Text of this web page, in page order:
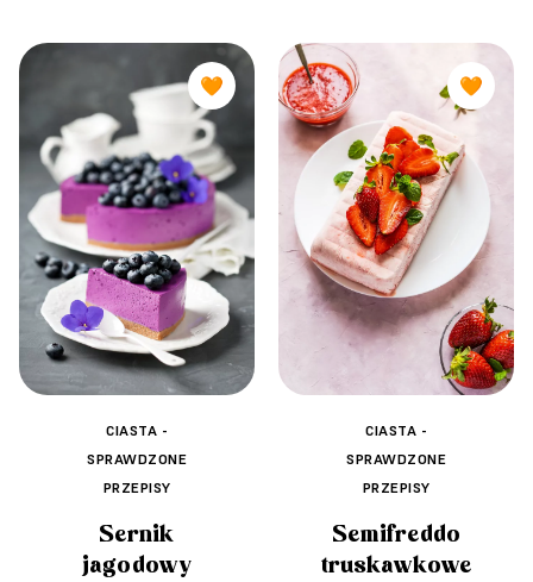
🧡
CIASTA -
SPRAWDZONE
PRZEPISY
Sernik
jagodowy
🧡
CIASTA -
SPRAWDZONE
PRZEPISY
Semifreddo
truskawkowe